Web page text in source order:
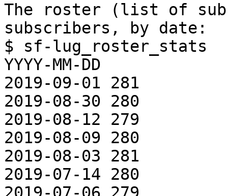
The roster (list of
subscribers, by date:
$ sf-lug_roster_stats
YYYY-MM-DD
2019-09-01 281
2019-08-30 280
2019-08-12 279
2019-08-09 280
2019-08-03 281
2019-07-14 280